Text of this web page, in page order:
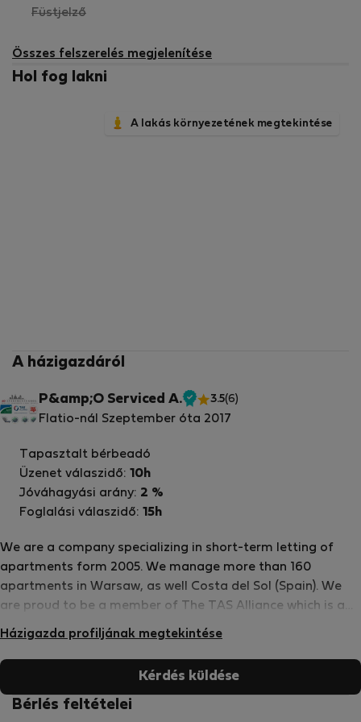
Füstjelző,
elérhető
Összes felszerelés megjelenítése
Hol fog lakni
A lakás környezetének megtekintése
A házigazdáról
P&amp;O Serviced A.
Ellenőrzött
3.5(6)
Flatio-nál Szeptember óta 2017
We are a company specializing in short-term letting of
apartments form 2005. We manage more than 160
apartments in Warsaw, as well Costa del Sol (Spain). We
are proud to be a member of The TAS Alliance which is a
collective of independently owned and operated serviced
under a single representation, distribution, sales and
marketing strategy, all powered by a common technology
platform. We are proud members of the Association of
Házigazda profiljának megtekintése
Tapasztalt bérbeadó
Üzenet válaszidő: 10h
Jóváhagyási arány: 2 %
Foglalási válaszidő: 15h
Kérdés küldése
Bérlés feltételei